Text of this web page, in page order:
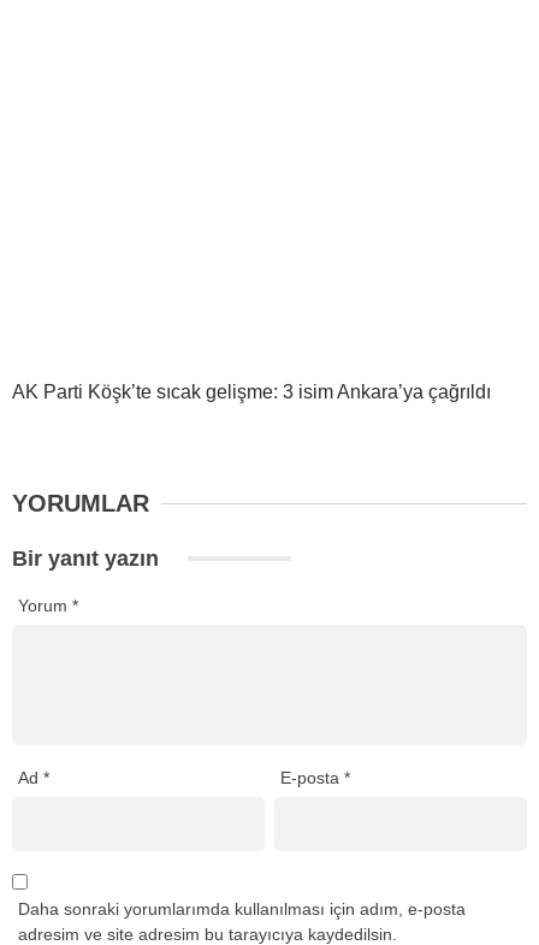
AK Parti Köşk’te sıcak gelişme: 3 isim Ankara’ya çağrıldı
YORUMLAR
Bir yanıt yazın
Yorum *
Ad * E-posta*
Daha sonraki yorumlarımda kullanılması için adım, e-posta
adresim ve site adresim bu tarayıcıya kaydedilsin.